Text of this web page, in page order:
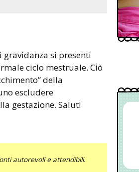
si presenti
ciclo mestruale. Ciò
della
escludere
gestazione. Saluti
autorevoli e attendibili.